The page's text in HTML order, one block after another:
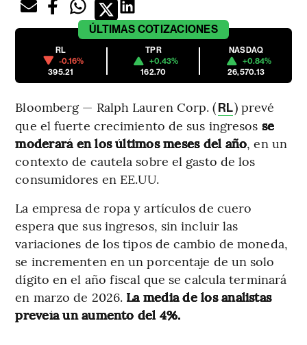
ÚLTIMAS COTIZACIONES
RL
-0.16%
395.21
TPR
+0.43%
162.70
NASDAQ
+0.84%
26,570.13
Bloomberg — Ralph Lauren Corp. (RL) prevé
que el fuerte crecimiento de sus ingresos se
moderará en los últimos meses del año, en un
contexto de cautela sobre el gasto de los
consumidores en EE.UU.
La empresa de ropa y artículos de cuero
espera que sus ingresos, sin incluir las
variaciones de los tipos de cambio de moneda,
se incrementen en un porcentaje de un solo
dígito en el año fiscal que se calcula terminará
en marzo de 2026. La media de los analistas
preveía un aumento del 4%.